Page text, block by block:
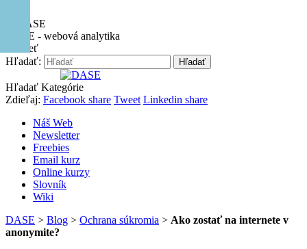
DASE - webová analytika
Zavrieť
Hľadať:
Hľadať
Hľadať Kategórie
Zdieľaj: Facebook share Tweet Linkedin share
Náš Web
Newsletter
Freebies
Email kurz
Online kurzy
Slovník
Wiki
DASE > Blog > Ochrana súkromia > Ako zostať na internete v
anonymite?